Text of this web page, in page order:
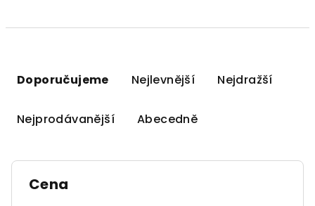
Doporučujeme Nejlevnější Nejdražší
Nejprodávanější Abecedně
Cena